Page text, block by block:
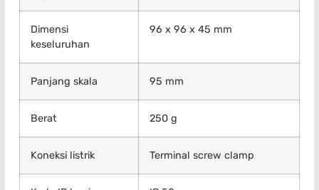
Dimensi
keseluruhan
96 x 96 x 45 mm
Panjang skala 95 mm
Berat 250 g
Koneksi listrik Terminal screw clamp